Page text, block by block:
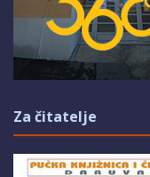
Za čitatelje